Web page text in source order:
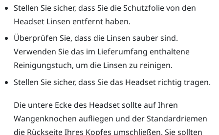
Stellen Sie sicher, dass Sie die Schutzfolie von den
Headset Linsen entfernt haben.
Überprüfen Sie, dass die Linsen sauber sind.
Verwenden Sie das im Lieferumfang enthaltene
Reinigungstuch, um die Linsen zu reinigen.
Stellen Sie sicher, dass Sie das Headset richtig tragen.
Die untere Ecke des Headset sollte auf Ihren
Wangenknochen aufliegen und der Standardriemen
die Rückseite Ihres Kopfes umschließen. Sie sollten